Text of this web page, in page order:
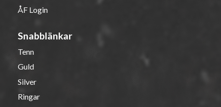
ÅF Login
Snabblänkar
Tenn
Guld
Silver
Ringar